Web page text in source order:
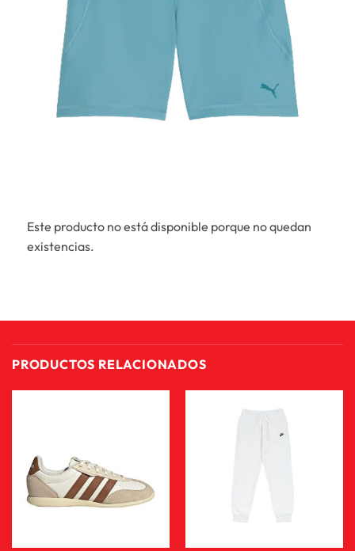
Este producto no está disponible porque no quedan
existencias.
PRODUCTOS RELACIONADOS